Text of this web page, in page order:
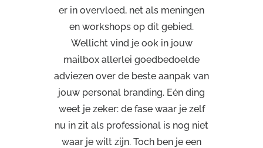
er in overvloed, net als meningen
en workshops op dit gebied.
Wellicht vind je ook in jouw
mailbox allerlei goedbedoelde
adviezen over de beste aanpak van
jouw personal branding. Eén ding
weet je zeker: de fase waar je zelf
nu in zit als professional is nog niet
waar je wilt zijn. Toch ben je een